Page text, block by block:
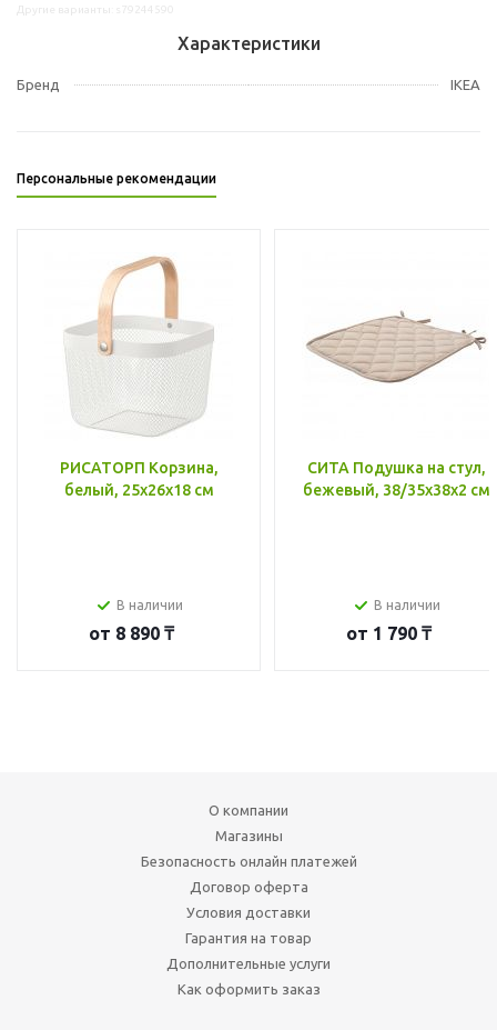
Характеристики
Бренд IKEA
Персональные рекомендации
РИСАТОРП Корзина,
белый, 25x26x18 см
В наличии
от 8 890 ₸
СИТА Подушка на стул,
бежевый, 38/35x38x2 см
В наличии
от 1 790 ₸
О компании
Магазины
Безопасность онлайн платежей
Договор оферта
Условия доставки
Гарантия на товар
Дополнительные услуги
Как оформить заказ